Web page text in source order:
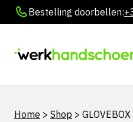
Bestelling doorbellen:
Home > Shop >